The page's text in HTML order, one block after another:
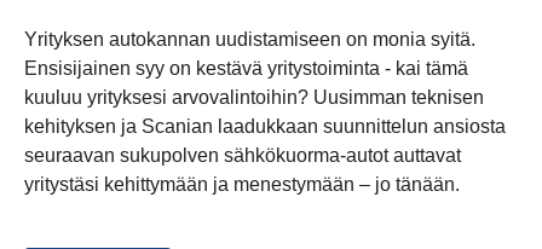
Yrityksen autokannan uudistamiseen on monia syitä.
Ensisijainen syy on kestävä yritystoiminta - kai tämä
kuuluu yrityksesi arvovalintoihin? Uusimman teknisen
kehityksen ja Scanian laadukkaan suunnittelun ansiosta
seuraavan sukupolven sähkökuorma-autot auttavat
yritystäsi kehittymään ja menestymään – jo tänään.